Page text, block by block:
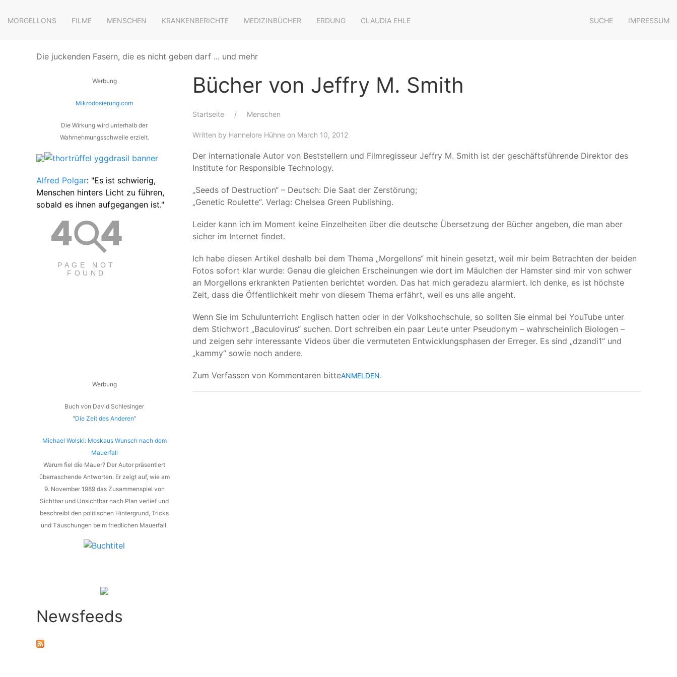
MORGELLONS FILME MENSCHEN KRANKENBERICHTE MEDIZINBÜCHER ERDUNG CLAUDIA EHLE SUCHE IMPRESSUM
Die juckenden Fasern, die es nicht geben darf ... und mehr
Bücher von Jeffry M. Smith
Startseite Menschen
Written by Hannelore Hühne on March 10, 2012
Der internationale Autor von Beststellern und Filmregisseur Jeffry M. Smith ist der geschäftsführende Direktor des
Institute for Responsible Technology.
„Seeds of Destruction“ – Deutsch: Die Saat der Zerstörung;
„Genetic Roulette“. Verlag: Chelsea Green Publishing.
Leider kann ich im Moment keine Einzelheiten über die deutsche Übersetzung der Bücher angeben, die man aber
sicher im Internet findet.
Ich habe diesen Artikel deshalb bei dem Thema „Morgellons“ mit hinein gesetzt, weil mir beim Betrachten der beiden
Fotos sofort klar wurde: Genau die gleichen Erscheinungen wie dort im Mäulchen der Hamster sind mir von schwer
an Morgellons erkrankten Patienten berichtet worden. Das hat mich geradezu alarmiert. Ich denke, es ist höchste
Zeit, dass die Öffentlichkeit mehr von diesem Thema erfährt, weil es uns alle angeht.
Wenn Sie im Schulunterricht Englisch hatten oder in der Volkshochschule, so sollten Sie einmal bei YouTube unter
dem Stichwort „Baculovirus“ suchen. Dort schreiben ein paar Leute unter Pseudonym – wahrscheinlich Biologen –
und zeigen sehr interessante Videos über die vermuteten Entwicklungsphasen der Erreger. Es sind „dzandi1“ und
„kammy“ sowie noch andere.
Zum Verfassen von Kommentaren bitteANMELDEN.
Werbung
Mikrodosierung.com
Die Wirkung wird unterhalb der
Wahrnehmungsschwelle erzielt.
Alfred Polgar: "Es ist schwierig,
Menschen hinters Licht zu führen,
sobald es ihnen aufgegangen ist."
Werbung
Buch von David Schlesinger
"Die Zeit des Anderen"
Michael Wolski: Moskaus Wunsch nach dem
Mauerfall
Warum fiel die Mauer? Der Autor präsentiert
überraschende Antworten. Er zeigt auf, wie am
9. November 1989 das Zusammenspiel von
Sichtbar und Unsichtbar nach Plan verlief und
beschreibt den politischen Hintergrund, Tricks
und Täuschungen beim friedlichen Mauerfall.
Newsfeeds